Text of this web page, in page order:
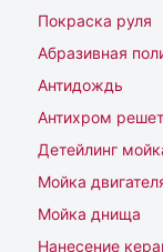
Покраска руля
Абразивная
Антидождь
Антихром
Детейлинг
Мойка
Мойка днища
Нанесение